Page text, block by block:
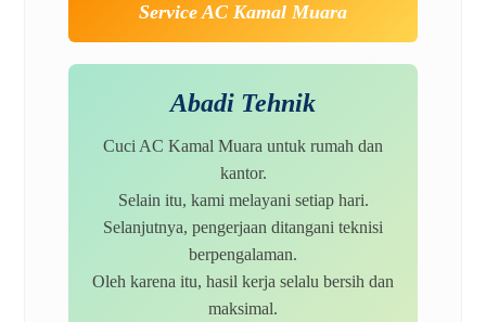
Service AC Kamal Muara
Abadi Tehnik
Cuci AC Kamal Muara untuk rumah dan
kantor.
Selain itu, kami melayani setiap hari.
Selanjutnya, pengerjaan ditangani teknisi
berpengalaman.
Oleh karena itu, hasil kerja selalu bersih dan
maksimal.